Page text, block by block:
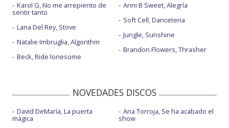
Karol G, No me arrepiento de
sentir tanto
Lana Del Rey, Stove
Natalie Imbruglia, Algorithm
Beck, Ride lonesome
Anni B Sweet, Alegría
Soft Cell, Danceteria
Jungle, Sunshine
Brandon Flowers, Thrasher
NOVEDADES DISCOS
David DeMaría, La puerta
mágica
Ana Torroja, Se ha acabado el
show